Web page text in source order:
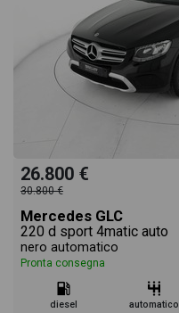
26.800 €
30.800 €
Mercedes GLC
220 d sport 4matic auto
nero automatico
Pronta consegna
diesel automatico